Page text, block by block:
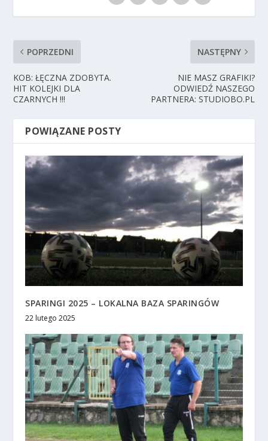
POPRZEDNI
KOB: ŁĘCZNA ZDOBYTA.
HIT KOLEJKI DLA
CZARNYCH !!!
NASTĘPNY
NIE MASZ GRAFIKI?
ODWIEDŹ NASZEGO
PARTNERA: STUDIOBO.PL
POWIĄZANE POSTY
SPARINGI 2025 – LOKALNA BAZA SPARINGÓW
22 lutego 2025